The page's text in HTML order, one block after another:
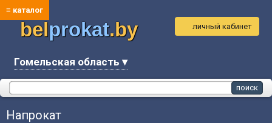
≡ каталог
belprokat.by
Гомельская область ▾
личный кабинет
Напрокат